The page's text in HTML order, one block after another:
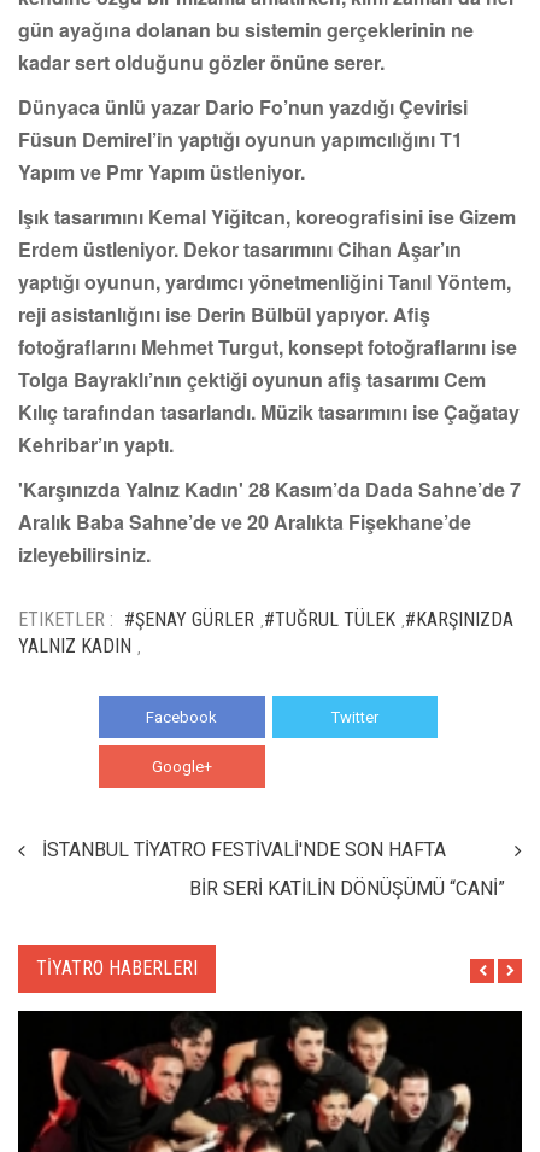
gün ayağına dolanan bu sistemin gerçeklerinin ne
kadar sert olduğunu gözler önüne serer.
Dünyaca ünlü yazar Dario Fo’nun yazdığı Çevirisi
Füsun Demirel’in yaptığı oyunun yapımcılığını T1
Yapım ve Pmr Yapım üstleniyor.
Işık tasarımını Kemal Yiğitcan, koreografisini ise Gizem
Erdem üstleniyor. Dekor tasarımını Cihan Aşar’ın
yaptığı oyunun, yardımcı yönetmenliğini Tanıl Yöntem,
reji asistanlığını ise Derin Bülbül yapıyor. Afiş
fotoğraflarını Mehmet Turgut, konsept fotoğraflarını ise
Tolga Bayraklı’nın çektiği oyunun afiş tasarımı Cem
Kılıç tarafından tasarlandı. Müzik tasarımını ise Çağatay
Kehribar’ın yaptı.
'Karşınızda Yalnız Kadın' 28 Kasım’da Dada Sahne’de 7
Aralık Baba Sahne’de ve 20 Aralıkta Fişekhane’de
izleyebilirsiniz.
ETIKETLER : #ŞENAY GÜRLER #TUĞRUL TÜLEK #KARŞINIZDA
YALNIZ KADIN
Facebook Twitter
Google+
İSTANBUL TİYATRO FESTİVALİ'NDE SON HAFTA
BİR SERİ KATİLİN DÖNÜŞÜMÜ “CANİ”
TİYATRO HABERLERI